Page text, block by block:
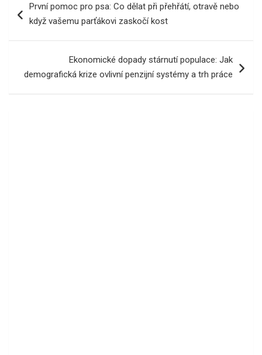
proPrvní pomoc pro psa: Co dělat při přehřátí, otravě nebo
když vašemu parťákovi zaskočí kost
Ekonomické dopady stárnutí populace: Jak
demografická krize ovlivní penzijní systémy a trh práce